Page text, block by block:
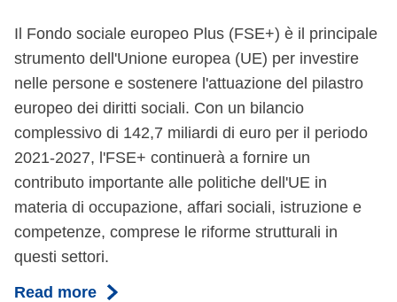
Il Fondo sociale europeo Plus (FSE+) è il principale
strumento dell'Unione europea (UE) per investire
nelle persone e sostenere l'attuazione del pilastro
europeo dei diritti sociali. Con un bilancio
complessivo di 142,7 miliardi di euro per il periodo
2021-2027, l'FSE+ continuerà a fornire un
contributo importante alle politiche dell'UE in
materia di occupazione, affari sociali, istruzione e
competenze, comprese le riforme strutturali in
questi settori.
Read more